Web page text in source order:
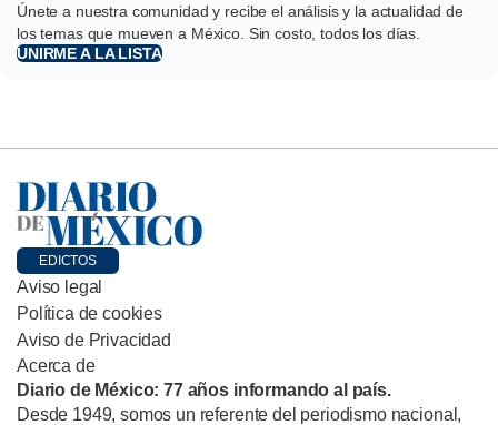
Únete a nuestra comunidad y recibe el análisis y la actualidad de
los temas que mueven a México. Sin costo, todos los días.
UNIRME A LA LISTA
EDICTOS
Aviso legal
Política de cookies
Aviso de Privacidad
Acerca de
Diario de México: 77 años informando al país.
Desde 1949, somos un referente del periodismo nacional,